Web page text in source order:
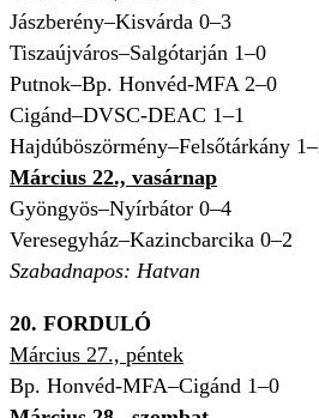
Jászberény–Kisvárda 0–3
Tiszaújváros–Salgótarján 1–0
Putnok–Bp. Honvéd-MFA 2–0
Cigánd–DVSC-DEAC 1–1
Hajdúböszörmény–Felsőtárkány
Március 22., vasárnap
Gyöngyös–Nyírbátor 0–4
Veresegyház–Kazincbarcika 0–2
Szabadnapos: Hatvan
20. FORDULÓ
Március 27., péntek
Bp. Honvéd-MFA–Cigánd 1–0